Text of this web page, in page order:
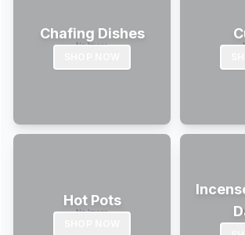
Chafing Dishes
Hot Pots